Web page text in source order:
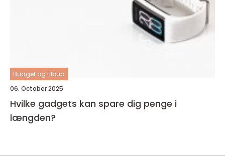
Budget og tilbud
06. October 2025
Hvilke gadgets kan spare dig penge i
længden?